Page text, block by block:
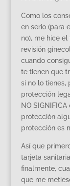
Como los
en serio (para
no), me hice
revisión
cuando
te tienen que
si no lo tienes,
protección
NO
protección
protección es
Así que
tarjeta
finalmente,
que me